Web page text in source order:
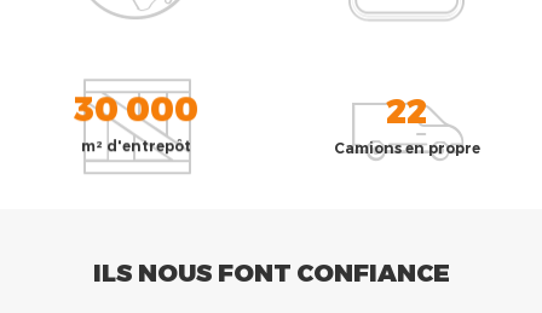
30 000
m² d'entrepôt
22
Camions en propre
ILS NOUS FONT CONFIANCE